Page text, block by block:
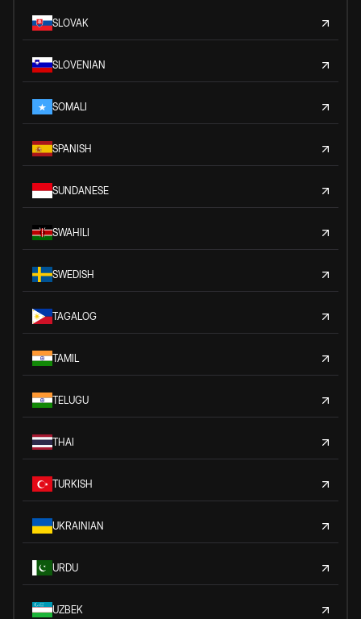
SLOVAK
SLOVENIAN
SOMALI
SPANISH
SUNDANESE
SWAHILI
SWEDISH
TAGALOG
TAMIL
TELUGU
THAI
TURKISH
UKRAINIAN
URDU
UZBEK